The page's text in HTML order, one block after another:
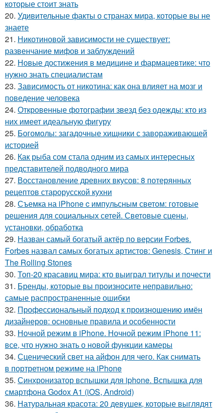
которые стоит знать
20. Удивительные факты о странах мира, которые вы не
знаете
21. Никотиновой зависимости не существует:
развенчание мифов и заблуждений
22. Новые достижения в медицине и фармацевтике: что
нужно знать специалистам
23. Зависимость от никотина: как она влияет на мозг и
поведение человека
24. Откровенные фотографии звезд без одежды: кто из
них имеет идеальную фигуру
25. Богомолы: загадочные хищники с завораживающей
историей
26. Как рыба сом стала одним из самых интересных
представителей подводного мира
27. Восстановление древних вкусов: 8 потерянных
рецептов старорусской кухни
28. Съемка на iPhone c импульсным светом: готовые
решения для социальных сетей. Световые сцены,
установки, обработка
29. Назван самый богатый актёр по версии Forbes.
Forbes назвал самых богатых артистов: Genesis, Стинг и
The Rolling Stones
30. Топ-20 красавиц мира: кто выиграл титулы и почести
31. Бренды, которые вы произносите неправильно:
самые распространенные ошибки
32. Профессиональный подход к произношению имён
дизайнеров: основные правила и особенности
33. Ночной режим в iPhone. Ночной режим iPhone 11:
все, что нужно знать о новой функции камеры
34. Сценический свет на айфон для чего. Как снимать
в портретном режиме на iPhone
35. Синхронизатор вспышки для iphone. Вспышка для
смартфона Godox A1 (iOS, Android)
36. Натуральная красота: 20 девушек, которые выглядят